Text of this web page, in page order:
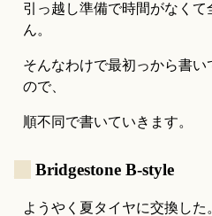
引っ越し準備で時間がなく
ん。
そんなわけで最初っから書い
ので、
順不同で書いていきます。
Bridgestone B-style
ようやく夏タイヤに交換した